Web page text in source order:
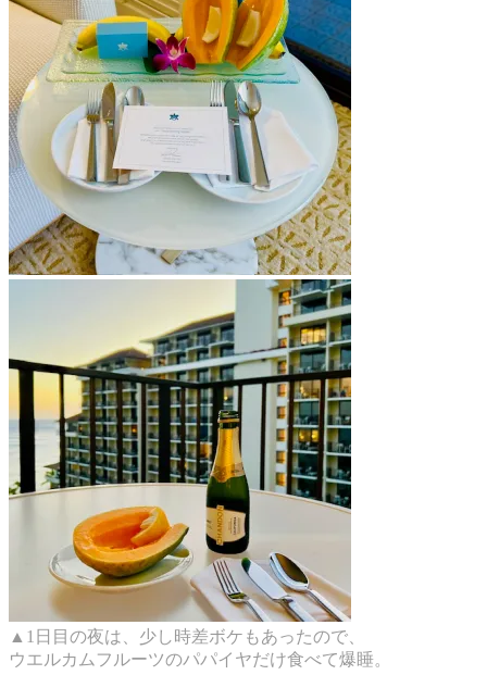
▲1日目の夜は、少し時差ボケもあったので、
ウエルカムフルーツのパパイヤだけ食べて爆睡。